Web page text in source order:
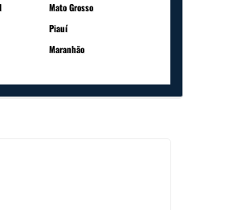
Mato Grosso
Piauí
Maranhão